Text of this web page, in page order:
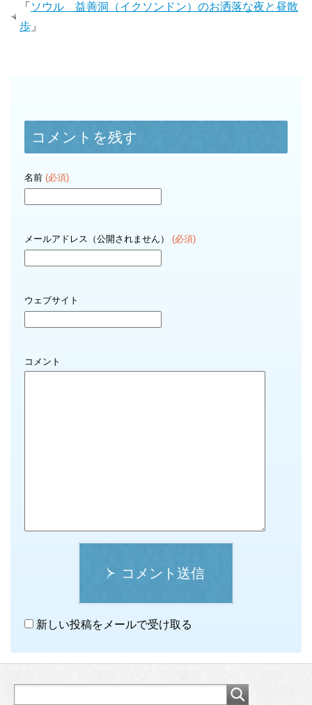
「 ソウル 益善洞（イクソンドン）のお洒落な夜と昼散
歩 」
コメントを残す
名前 (必須)
メールアドレス（公開されません） (必須)
ウェブサイト
コメント
コメント送信
新しい投稿をメールで受け取る